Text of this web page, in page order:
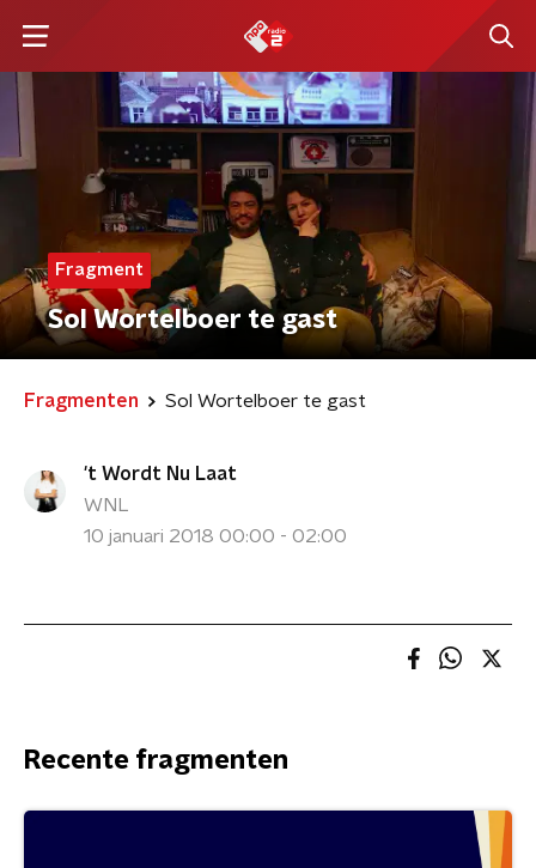
Fragment
Sol Wortelboer te gast
Fragmenten Sol Wortelboer te gast
't Wordt Nu Laat
WNL
10 januari 2018 00:00 - 02:00
Recente fragmenten